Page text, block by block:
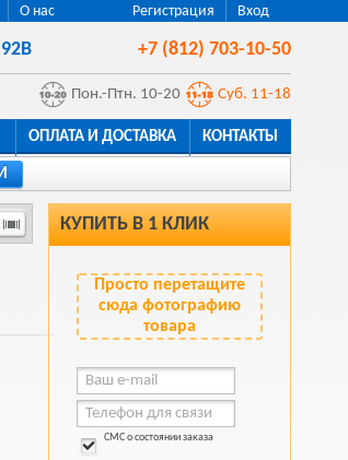
Регистрация Вход
О нас
+7 (812) 703-10-50
Пон.-Птн. 10-20 Суб. 11-18
ОПЛАТА И ДОСТАВКА КОНТАКТЫ
КУПИТЬ В 1 КЛИК
Просто перетащите
сюда фотографию
товара
СМС о состоянии заказа